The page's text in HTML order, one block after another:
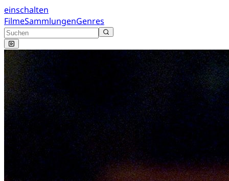
einschalten
FilmeSammlungenGenres